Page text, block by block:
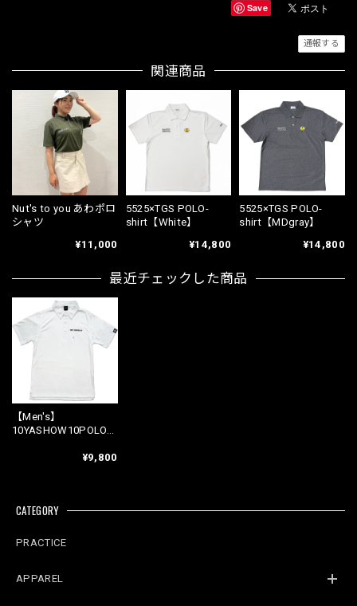
Save
通報する
関連商品
Nut's to you あわポロ
シャツ
¥11,000
5525×TGS POLO-
shirt【White】
¥14,800
5525×TGS POLO-
shirt【MDgray】
¥14,800
最近チェックした商品
【Men's】
10YASHOW10POLO-
¥9,800
CATEGORY
PRACTICE
APPAREL